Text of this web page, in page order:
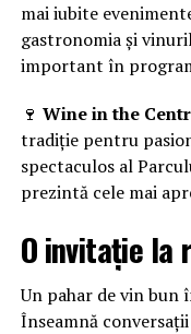
mai iubite
gastronomia și
important în
🍷 Wine in the
tradiție pentru
spectaculos al
prezintă cele mai
O invitație la
Un pahar de vin bun
Înseamnă